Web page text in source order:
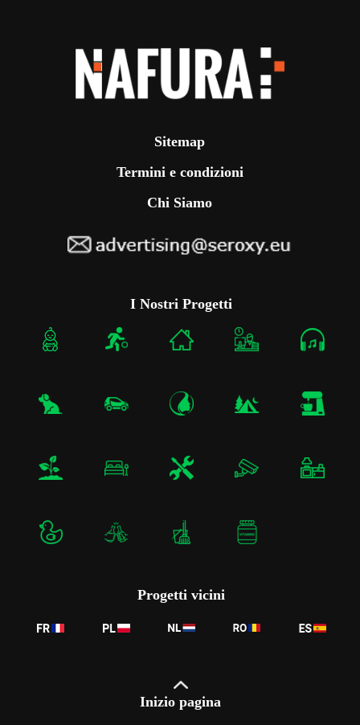
Sitemap
Termini e condizioni
Chi Siamo
I Nostri Progetti
Progetti vicini
Inizio pagina